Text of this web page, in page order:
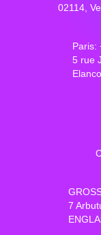
02114,
Paris:
5 rue
7